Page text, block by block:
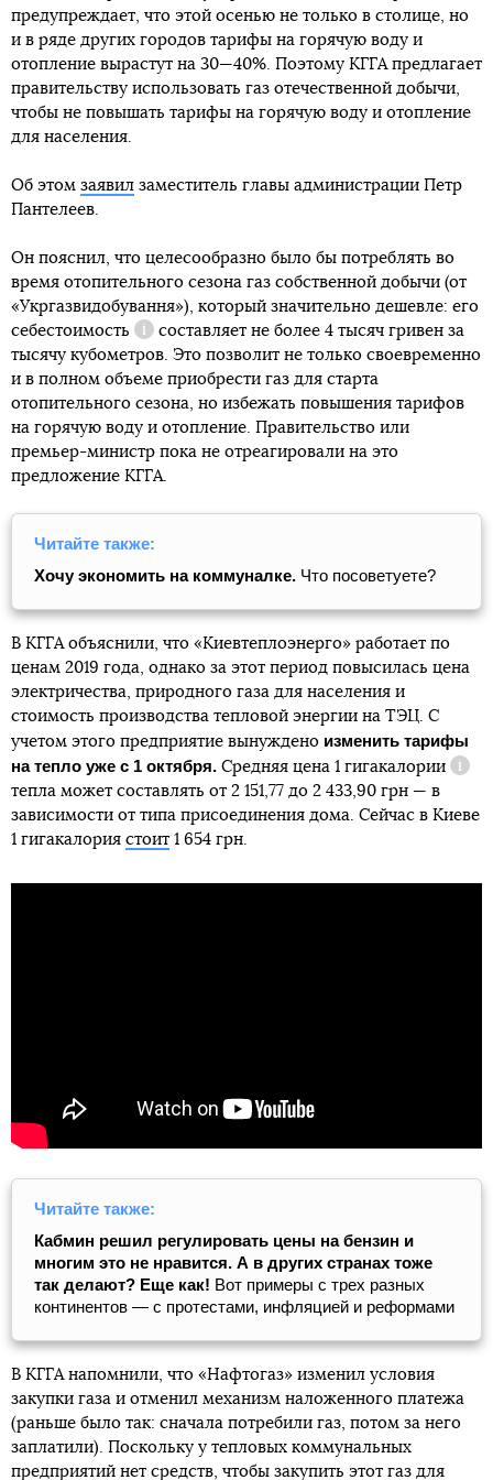
предупреждает, что этой осенью не только в столице, но
и в ряде других городов тарифы на горячую воду и
отопление вырастут на 30—40%. Поэтому КГГА предлагает
правительству использовать газ отечественной добычи,
чтобы не повышать тарифы на горячую воду и отопление
для населения.
Об этом заявил заместитель главы администрации Петр
Пантелеев.
Он пояснил, что целесообразно было бы потреблять во
время отопительного сезона газ собственной добычи (от
«Укргазвидобування»), который значительно дешевле: его
себестоимость
Справка
составляет не более 4 тысяч гривен за
тысячу кубометров. Это позволит не только своевременно
и в полном объеме приобрести газ для старта
отопительного сезона, но избежать повышения тарифов
на горячую воду и отопление. Правительство или
премьер-министр пока не отреагировали на это
предложение КГГА.
Читайте также:
Хочу экономить на коммуналке. Что посоветуете?
В КГГА объяснили, что «Киевтеплоэнерго» работает по
ценам 2019 года, однако за этот период повысилась цена
электричества, природного газа для населения и
стоимость производства тепловой энергии на ТЭЦ. С
учетом этого предприятие вынуждено изменить тарифы
на тепло уже с 1 октября. Средняя цена 1 гигакалории
тепла может составлять от 2 151,77 до 2 433,90 грн — в
зависимости от типа присоединения дома. Сейчас в Киеве
1 гигакалория стоит 1 654 грн.
Читайте также:
Кабмин решил регулировать цены на бензин и
многим это не нравится. А в других странах тоже
так делают? Еще как! Вот примеры с трех разных
континентов — с протестами, инфляцией и реформами
В КГГА напомнили, что «Нафтогаз» изменил условия
закупки газа и отменил механизм наложенного платежа
(раньше было так: сначала потребили газ, потом за него
заплатили). Поскольку у тепловых коммунальных
предприятий нет средств, чтобы закупить этот газ для